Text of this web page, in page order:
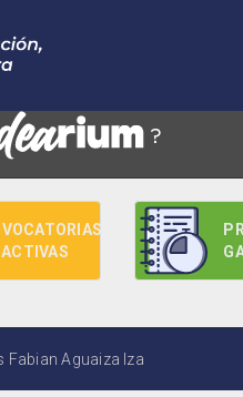
ACTIVAS
Fabian Aguaiza Iza